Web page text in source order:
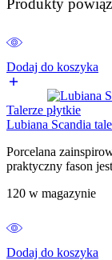
Produkty
Dodaj do koszyka
Talerze płytkie
Lubiana Scandia
Porcelana
praktyczny fason
120 w magazynie
Dodaj do koszyka